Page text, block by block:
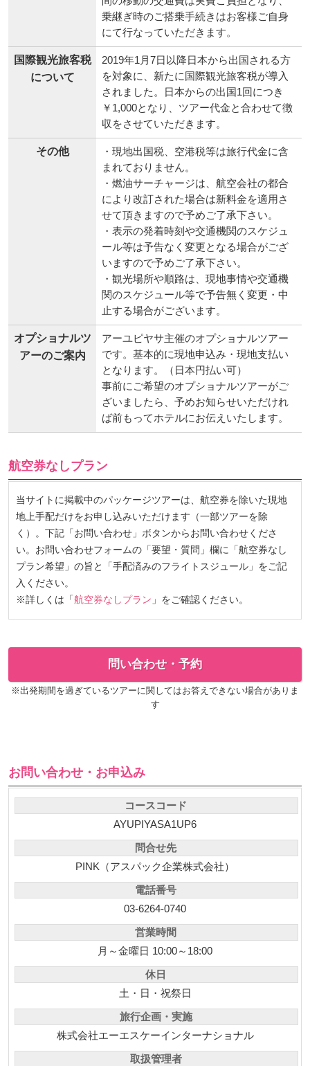
乗継ぎ時のご搭乗手続きはお客様ご自身
にて行なっていただきます。
国際観光旅客税
について
2019年1月7日以降日本から出国される方
を対象に、新たに国際観光旅客税が導入
されました。日本からの出国1回につき
￥1,000となり、ツアー代金と合わせて徴
収をさせていただきます。
その他
・現地出国税、空港税等は旅行代金に含
まれておりません。
・燃油サーチャージは、航空会社の都合
により改訂された場合は新料金を適用さ
せて頂きますので予めご了承下さい。
・表示の発着時刻や交通機関のスケジュ
ール等は予告なく変更となる場合がござ
いますので予めご了承下さい。
・観光場所や順路は、現地事情や交通機
関のスケジュール等で予告無く変更・中
止する場合がございます。
オプショナルツ
アーのご案内
アーユピヤサ主催のオプショナルツアー
です。基本的に現地申込み・現地支払い
となります。（日本円払い可）
事前にご希望のオプショナルツアーがご
ざいましたら、予めお知らせいただけれ
ば前もってホテルにお伝えいたします。
航空券なしプラン
当サイトに掲載中のパッケージツアーは、航空券を除いた現地
地上手配だけをお申し込みいただけます（一部ツアーを除
く）。下記「お問い合わせ」ボタンからお問い合わせくださ
い。お問い合わせフォームの「要望・質問」欄に「航空券なし
プラン希望」の旨と「手配済みのフライトスジュール」をご記
入ください。
※詳しくは「 航空券なしプラン 」をご確認ください。
問い合わせ・予約
※出発期間を過ぎているツアーに関してはお答えできない場合がありま
す
お問い合わせ・お申込み
コースコード
AYUPIYASA1UP6
問合せ先
PINK（アスパック企業株式会社）
電話番号
03-6264-0740
営業時間
月～金曜日 10:00～18:00
休日
土・日・祝祭日
旅行企画・実施
株式会社エーエスケーインターナショナル
取扱管理者